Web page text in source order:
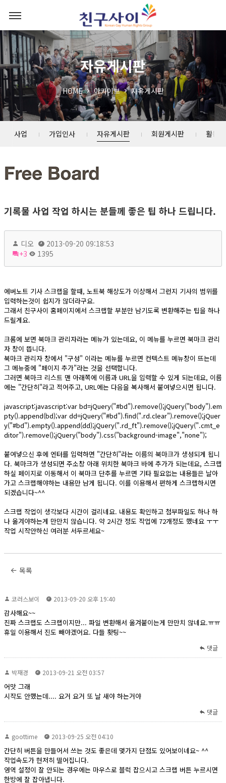
자유게시판
HOME 아카이브 자유게시판
년 사업 가입인사 자유게시판 회원게시판 활동
기록물 사업 작업 하시는 분들께 좋은 팁 하나 드립니다.
디오
2013-09-20 09:18:53
+3
1395
에버노트 기사 스크랩을 할때, 노트북 해상도가 이상해서 그런지 기사의 범위를
입력하는것이 쉽지가 않더라구요.
그래서 친구사이 홈페이지에서 스크랩할 부분만 남기도록 변환해주는 팁을 하나
드릴게요.
크롬에 보면 북마크 관리자라는 메뉴가 있는데요, 이 메뉴를 누르면 북마크 관리
자 창이 뜹니다.
북마크 관리자 창에서 "구성" 이라는 메뉴를 누르면 컨텍스트 메뉴창이 뜨는데
그 메뉴중에 "페이지 추가"라는 것을 선택합니다.
그러면 북마크 리스트 맨 아래쪽에 이름과 URL을 입력할 수 있게 되는데요, 이름
에는 "간단히"라고 적어주고, URL에는 다음을 복사해서 붙여넣으시면 됩니다.
javascript:javascript:var bd=jQuery("#bd").remove();jQuery("body").em
pty().append(bd);var dd=jQuery("#bd").find(".rd.clear").remove();jQuer
y("#bd").empty().append(dd);jQuery(".rd_ft").remove();jQuery(".cmt_e
ditor").remove();jQuery("body").css("background-image","none");
붙여넣으신 후에 엔터를 입력하면 "간단히"라는 이름의 북마크가 생성되게 됩니
다. 북마크가 생성되면 주소창 아래 위치한 북마크 바에 추가가 되는데요, 스크랩
하실 페이지로 이동해서 이 북마크 단추를 누르면 기타 필요없는 내용들은 날아
가고 스크랩해야하는 내용만 남게 됩니다. 이를 이용해서 편하게 스크랩하시면
되겠습니다~^^
스크랩 작업이 생각보다 시간이 걸리네요. 내용도 확인하고 첨부파일도 하나 하
나 옮겨야하는게 만만치 않습니다. 약 2시간 정도 작업에 72개정도 했네요 ㅜㅜ
작업 시작안하신 여러분 서두르세요~
목록
코러스보이 2013-09-20 오후 19:40
감사해요~~
진짜 스크랩도 스크랩이지만... 파일 변환해서 옮겨붙이는게 만만치 않네요.ㅠㅠ
휴일 이용해서 진도 빼야겠어요. 다들 홧팅~~
댓글
박재경 2013-09-21 오전 03:57
어맛 그래
시작도 안했는데.... 요거 요거 또 날 새야 하는거야
댓글
goottime 2013-09-25 오전 04:10
간단히 버튼을 만들어서 쓰는 것도 좋은데 몇가지 단점도 있어보이네요~ ^^
작업속도가 현저히 떨어집니다.
영역 설정이 잘 안되는 경우에는 마우스로 블럭 잡으시고 스크랩 버튼 누르시면
한방에 잘 잡아냅니다.